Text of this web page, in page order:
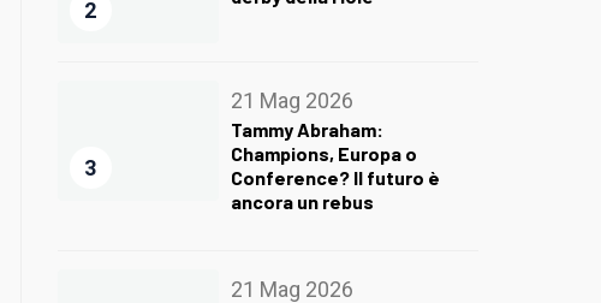
2
3
21 Mag 2026
Tammy Abraham:
Champions, Europa o
Conference? Il futuro è
ancora un rebus
21 Mag 2026